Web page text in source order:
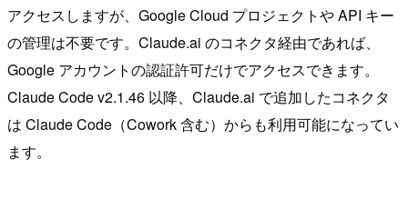
アクセスしますが、Google Cloud プロジェクトや API キー
の管理は不要です。Claude.ai のコネクタ経由であれば、
Google アカウントの認証許可だけでアクセスできます。
Claude Code v2.1.46 以降、Claude.ai で追加したコネクタ
は Claude Code（Cowork 含む）からも利用可能になってい
ます。